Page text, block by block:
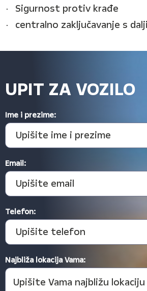
Sigurnost protiv krađe
centralno zaključavanje s
UPIT ZA VOZILO
Ime i prezime:
Email:
Telefon:
Najbliža lokacija Vama: